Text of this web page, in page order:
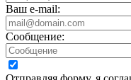
Ваш e-mail:
Сообщение: